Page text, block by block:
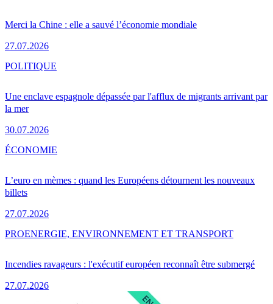
Merci la Chine : elle a sauvé l’économie mondiale
27.07.2026
Une enclave espagnole dépassée par l'afflux de migrants arrivant par
la mer
30.07.2026
POLITIQUE
L’euro en mèmes : quand les Européens détournent les nouveaux
billets
27.07.2026
ÉCONOMIE
Incendies ravageurs : l'exécutif européen reconnaît être submergé
27.07.2026
PROENERGIE, ENVIRONNEMENT ET TRANSPORT